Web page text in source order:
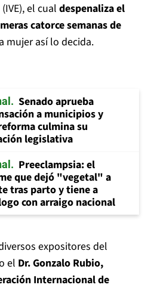
el cual despenaliza el
catorce semanas de
mujer así lo decida.
Senado aprueba
a municipios y
culmina su
legislativa
Preeclampsia: el
que dejó "vegetal" a
tras parto y tiene a
con arraigo nacional
expositores del
el Dr. Gonzalo Rubio,
Internacional de